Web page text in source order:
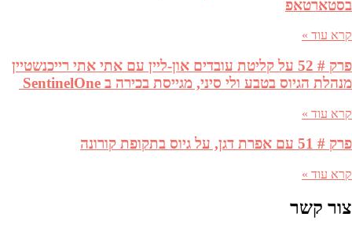
בסטארטאפ
קרא עוד »
פרק # 52 על קליטת עובדים און-ליין עם אתי אתי רייכנשטיין
מנהלת הגיוס בטבע ולי סיני, מגייסת בכירה ב SentinelOne
קרא עוד »
פרק # 51 עם אפרת דגן, על גיוס בתקופת קורונה
קרא עוד »
צור קשר